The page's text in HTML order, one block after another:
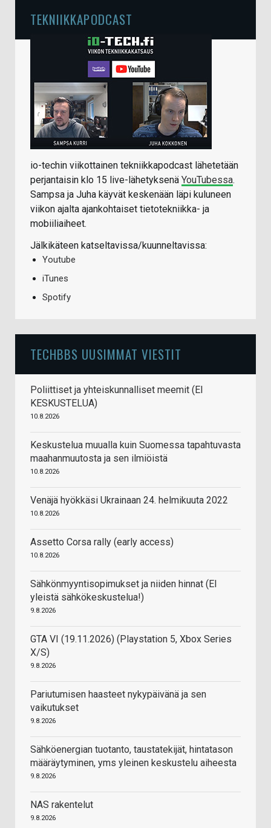
TEKNIIKKAPODCAST
io-techin viikottainen tekniikkapodcast lähetetään
perjantaisin klo 15 live-lähetyksenä YouTubessa.
Sampsa ja Juha käyvät keskenään läpi kuluneen
viikon ajalta ajankohtaiset tietotekniikka- ja
mobiiliaiheet.
Jälkikäteen katseltavissa/kuunneltavissa:
Youtube
iTunes
Spotify
TECHBBS UUSIMMAT VIESTIT
Poliittiset ja yhteiskunnalliset meemit (EI
KESKUSTELUA)
10.8.2026
Keskustelua muualla kuin Suomessa tapahtuvasta
maahanmuutosta ja sen ilmiöistä
10.8.2026
Venäjä hyökkäsi Ukrainaan 24. helmikuuta 2022
10.8.2026
Assetto Corsa rally (early access)
10.8.2026
Sähkönmyyntisopimukset ja niiden hinnat (EI
yleistä sähkökeskustelua!)
9.8.2026
GTA VI (19.11.2026) (Playstation 5, Xbox Series
X/S)
9.8.2026
Pariutumisen haasteet nykypäivänä ja sen
vaikutukset
9.8.2026
Sähköenergian tuotanto, taustatekijät, hintatason
määräytyminen, yms yleinen keskustelu aiheesta
9.8.2026
NAS rakentelut
9.8.2026